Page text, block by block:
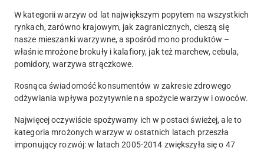
W kategorii warzyw od lat największym popytem na wszystkich
rynkach, zarówno krajowym, jak zagranicznych, cieszą się
nasze mieszanki warzywne, a spośród mono produktów –
właśnie mrożone brokuły i kalafiory, jak też marchew, cebula,
pomidory, warzywa strączkowe.
Rosnąca świadomość konsumentów w zakresie zdrowego
odżywiania wpływa pozytywnie na spożycie warzyw i owoców.
Najwięcej oczywiście spożywamy ich w postaci świeżej, ale to
kategoria mrożonych warzyw w ostatnich latach przeszła
imponujący rozwój: w latach 2005-2014 zwiększyła się o 47